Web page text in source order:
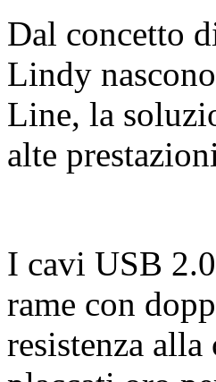
Dal concetto
Lindy
Line, la
alte
I cavi USB
rame con
resistenza